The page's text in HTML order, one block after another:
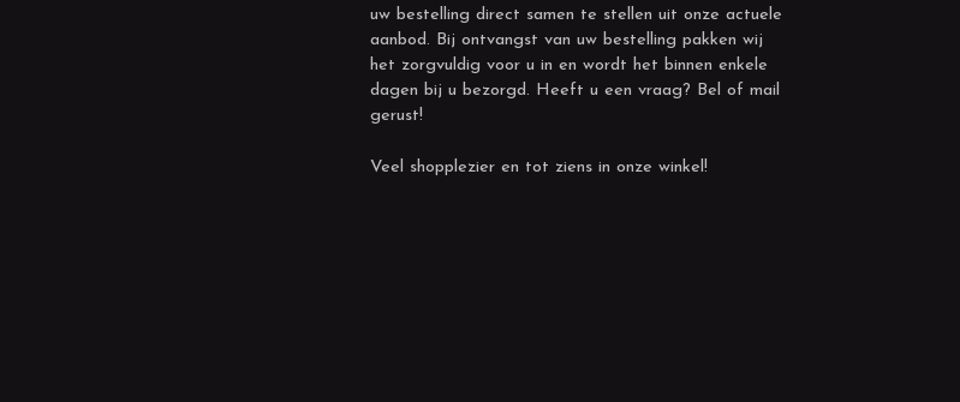
uw bestelling direct samen te stellen uit onze actuele
aanbod. Bij ontvangst van uw bestelling pakken wij
het zorgvuldig voor u in en wordt het binnen enkele
dagen bij u bezorgd. Heeft u een vraag? Bel of mail
gerust!
Veel shopplezier en tot ziens in onze winkel!